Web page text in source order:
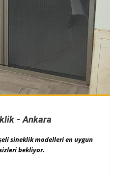
- Ankara
sineklik modelleri en uygun
bekliyor.